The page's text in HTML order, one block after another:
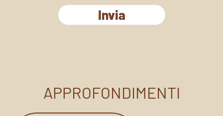
Invia
APPROFONDIMENTI